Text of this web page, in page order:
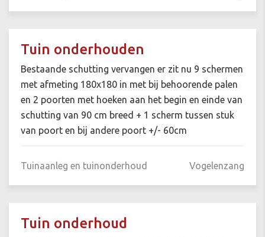
Tuin onderhouden
Bestaande schutting vervangen er zit nu 9 schermen
met afmeting 180x180 in met bij behoorende palen
en 2 poorten met hoeken aan het begin en einde van
schutting van 90 cm breed + 1 scherm tussen stuk
van poort en bij andere poort +/- 60cm
Tuinaanleg en tuinonderhoud Vogelenzang
Tuin onderhoud